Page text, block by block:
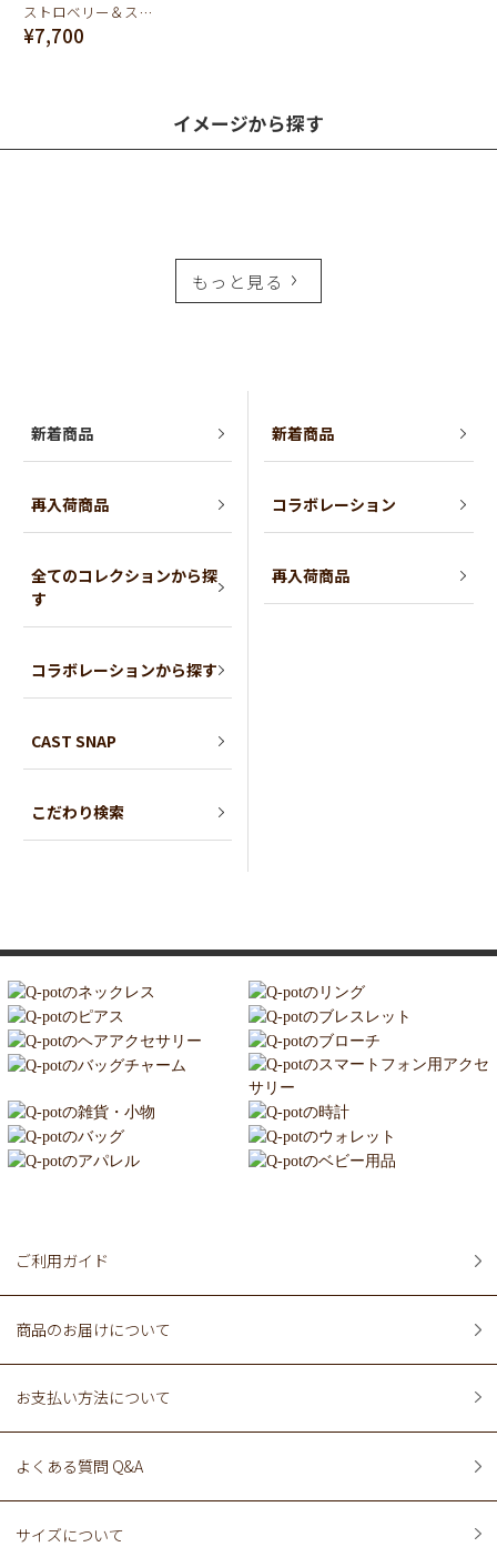
ストロベリー＆スウィートクリーミークリーム イヤリング
¥7,700
イメージから探す
もっと見る
新着商品
再入荷商品
全てのコレクションから探
す
コラボレーションから探す
CAST SNAP
こだわり検索
新着商品
コラボレーション
再入荷商品
ご利用ガイド
商品のお届けについて
お支払い方法について
よくある質問 Q&A
サイズについて